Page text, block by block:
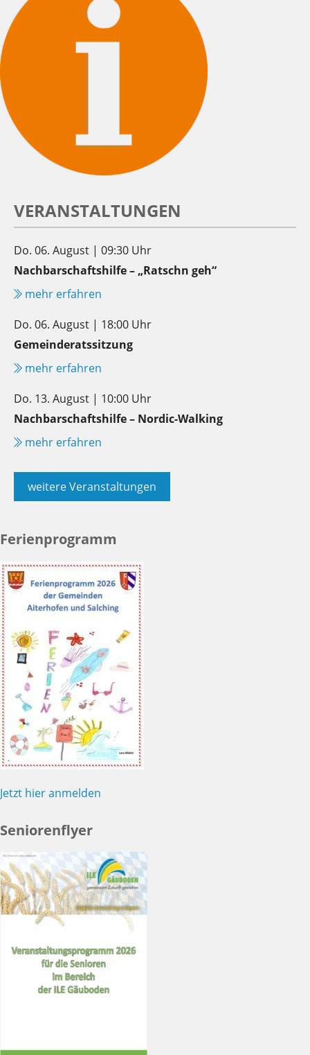
VERANSTALTUNGEN
Do. 06. August | 09:30 Uhr
Nachbarschaftshilfe – „Ratschn geh“
mehr erfahren
Do. 06. August | 18:00 Uhr
Gemeinderatssitzung
mehr erfahren
Do. 13. August | 10:00 Uhr
Nachbarschaftshilfe – Nordic-Walking
mehr erfahren
weitere Veranstaltungen
Ferienprogramm
Jetzt hier anmelden
Seniorenflyer